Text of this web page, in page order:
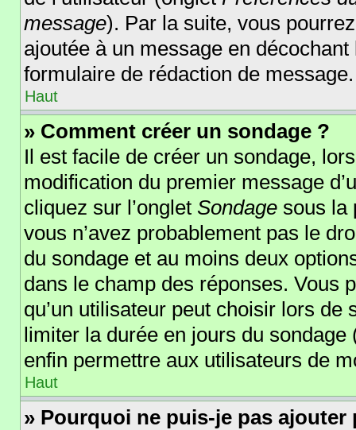
message). Par la suite, vous
ajoutée à un message en
formulaire de rédaction de message.
Haut
» Comment créer un sondage ?
Il est facile de créer un sondage,
modification du premier message
cliquez sur l’onglet Sondage sous la
vous n’avez probablement pas le
du sondage et au moins deux
dans le champ des réponses. Vous
qu’un utilisateur peut choisir lors de
limiter la durée en jours du
enfin permettre aux utilisateurs de
Haut
» Pourquoi ne puis-je pas